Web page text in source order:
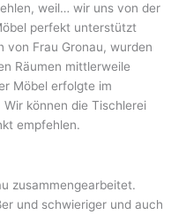
weil… wir uns von der
perfekt unterstützt
von Frau Gronau, wurden
Räumen mittlerweile
Möbel erfolgte im
können die Tischlerei
empfehlen.
zusammengearbeitet.
und schwieriger und auch